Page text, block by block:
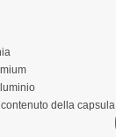
della capsula